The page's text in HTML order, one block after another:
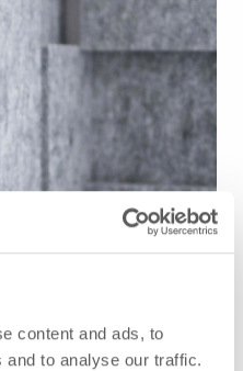
content and ads, to
to analyse our traffic.